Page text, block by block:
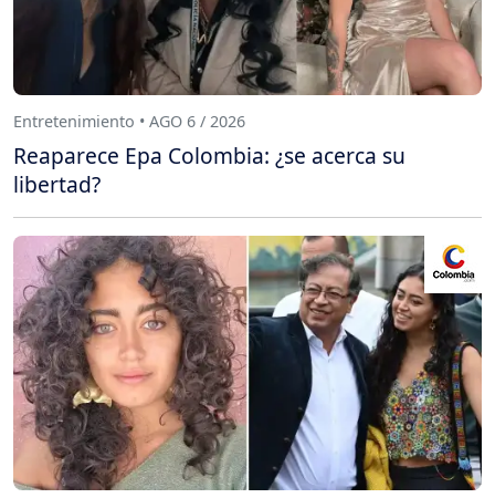
Entretenimiento • AGO 6 / 2026
Reaparece Epa Colombia: ¿se acerca su
libertad?